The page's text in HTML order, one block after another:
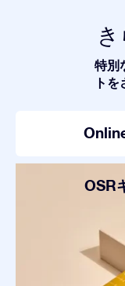
特別
ト
OSR